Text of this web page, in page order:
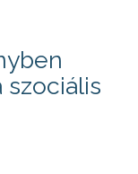
szociális